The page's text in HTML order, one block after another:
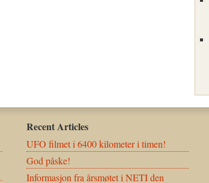
Recent Articles
UFO filmet i 6400 kilometer i timen!
God påske!
Informasjon fra årsmøtet i NETI den